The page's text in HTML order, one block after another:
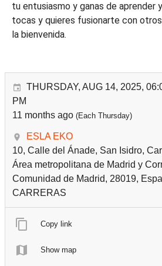
tu entusiasmo y ganas de aprender
tocas y quieres fusionarte con
la bienvenida.
THURSDAY, AUG 14, 2025,
PM
11 months ago (Each Thursday)
ESLA EKO
10, Calle del Ánade, San Isidro,
Área metropolitana de Madrid y
Comunidad de Madrid, 28019,
CARRERAS
Copy link
Show map